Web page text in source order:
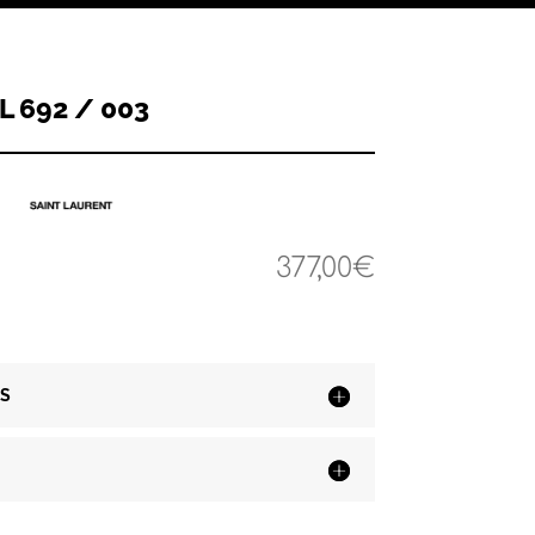
692 / 003
377,00€